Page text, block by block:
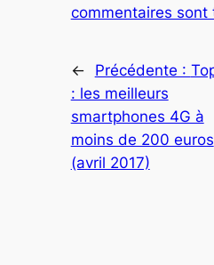
commentaires sont
← Précédente :
: les meilleurs
smartphones 4G à
moins de 200 euros
(avril 2017)